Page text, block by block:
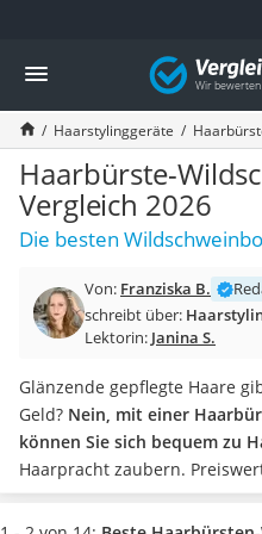
Die beliebtesten Vergleiche nach
Drogerie
Inhalator
Haarschneider
Rollator
Braun Rasierer
Katzenklappe (Chip)
Rasierer
Massagepistole
Epilierer
Eiweißpulver
Magnesiumpräparat
Katzenklappe
Nackenmassagegerät
Zeckenschutz Katze
Vergleich
Haarstylinggeräte
Haarbürste-
Vergleich 2026
Die besten
Von: Franziska B.
schreibt über:
Lektorin: Janina S.
Glänzende gepflegte Haare
Geld? Nein, mit einer
können Sie sich bequem zu
Haarpracht zaubern.
ebenfalls mit einer
Qualität heraus.